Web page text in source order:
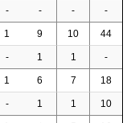
- - - -
1 9 10 44
- 1 1 -
1 6 7 18
- 1 1 10